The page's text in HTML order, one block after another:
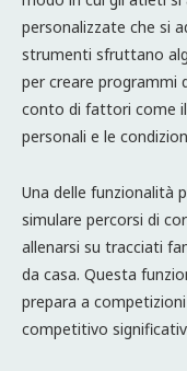
personalizzate che si
strumenti sfruttano
per creare programmi
conto di fattori come
personali e le
Una delle funzionalità
simulare percorsi di
allenarsi su tracciati
da casa. Questa
prepara a
competitivo